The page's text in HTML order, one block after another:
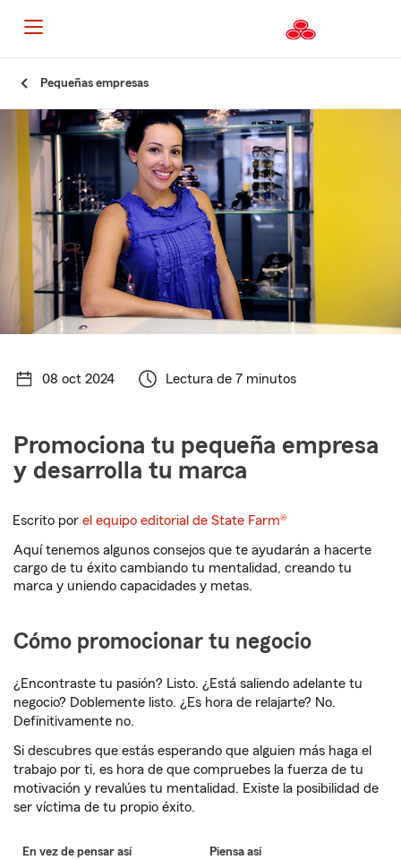
Pequeñas empresas
08 oct 2024 Lectura de 7 minutos
Promociona tu pequeña empresa
y desarrolla tu marca
Escrito porel equipo editorial de State Farm®
Aquí tenemos algunos consejos que te ayudarán a hacerte
cargo de tu éxito cambiando tu mentalidad, creando tu
marca y uniendo capacidades y metas.
Cómo promocionar tu negocio
¿Encontraste tu pasión? Listo. ¿Está saliendo adelante tu
negocio? Doblemente listo. ¿Es hora de relajarte? No.
Definitivamente no.
Si descubres que estás esperando que alguien más haga el
trabajo por ti, es hora de que compruebes la fuerza de tu
motivación y revalúes tu mentalidad. Existe la posibilidad de
ser víctima de tu propio éxito.
En vez de pensar así Piensa así